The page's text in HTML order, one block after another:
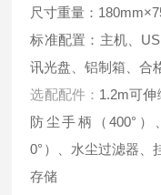
尺寸重量：
标准配置：主机、
讯光盘、铝制箱、合
选配配件： 1.2m可
防尘手柄（400°）
0°）、水尘过滤器、
存储